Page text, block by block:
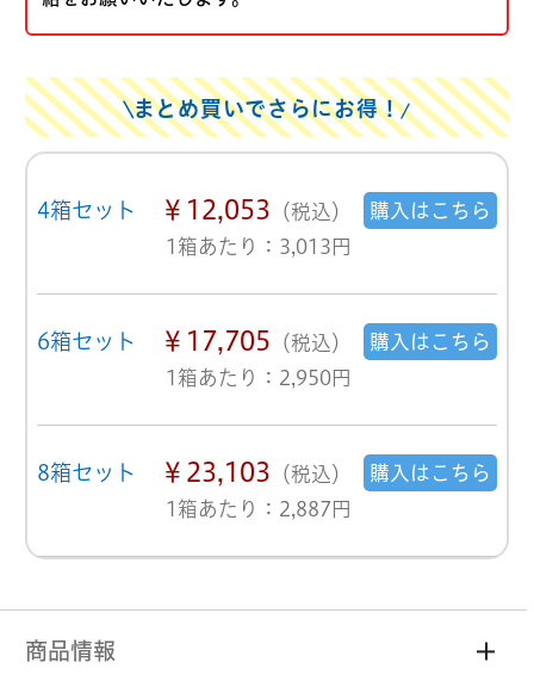
まとめ買いでさらにお得！
4箱セット ￥12,053 （税込）
1箱あたり：3,013円
購入はこちら
6箱セット ￥17,705 （税込）
1箱あたり：2,950円
購入はこちら
8箱セット ￥23,103 （税込）
1箱あたり：2,887円
購入はこちら
商品情報